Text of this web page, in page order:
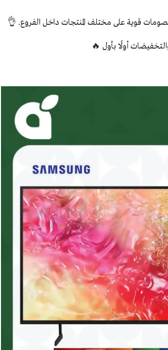
قوية على مختلف المنتجات داخل الفروع. 👌
أولًا بأول 🔥